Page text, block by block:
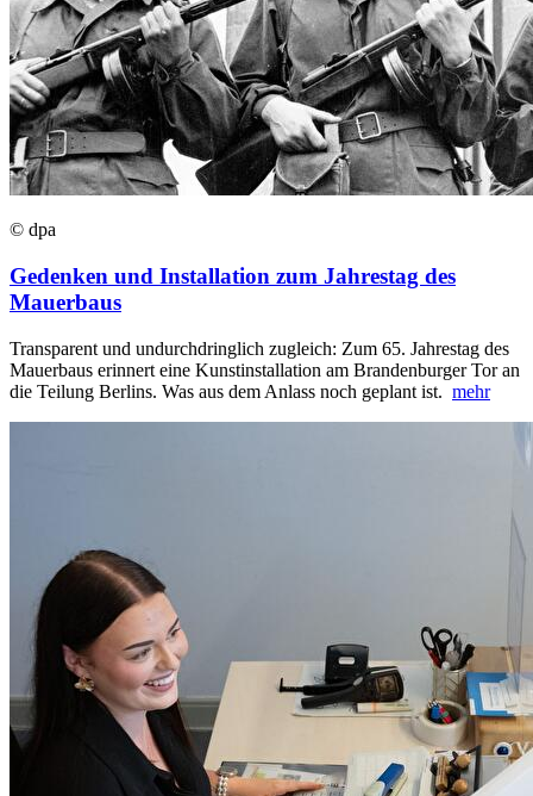
© dpa
Gedenken und Installation zum Jahrestag des
Mauerbaus
Transparent und undurchdringlich zugleich: Zum 65. Jahrestag des
Mauerbaus erinnert eine Kunstinstallation am Brandenburger Tor an
die Teilung Berlins. Was aus dem Anlass noch geplant ist. mehr